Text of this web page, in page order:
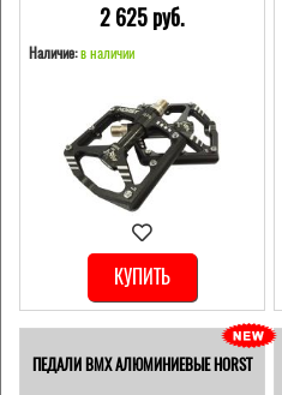
2 625 pуб.
Наличие:в наличии
КУПИТЬ
ПЕДАЛИ BMX АЛЮМИНИЕВЫЕ HORST